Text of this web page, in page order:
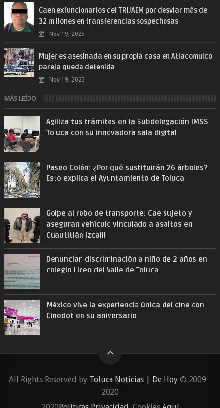
Caen exfuncionarios del TRIJAEM por desviar más de
32 millones en transferencias sospechosas
Nov 19, 2025
Mujer es asesinada en su propia casa en Atlacomulco
pareja queda detenida
Nov 19, 2025
MÁS LEÍDO
Agiliza tus trámites en la Subdelegación IMSS
Toluca con su innovadora sala digital
Paseo Colón: ¿Por qué sustituirán 26 árboles?
Esto explica el Ayuntamiento de Toluca
Golpe al robo de transporte: Cae sujeto y
aseguran vehículo vinculado a asaltos en
Cuautitlán Izcalli
Denuncian discriminación a niño de 2 años en
colegio Liceo del Valle de Toluca
México vive la experiencia única del cine con
Cinedot en su aniversario
All Rights Reserved by Toluca Noticias | De Hoy © 2009 -
2020